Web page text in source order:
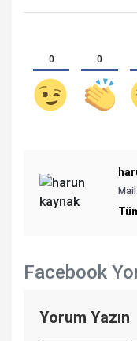
0 0
Facebook
Yorum Yazın